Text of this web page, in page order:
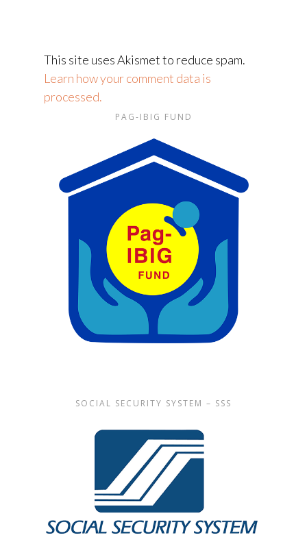
This site uses Akismet to reduce spam.
Learn how your comment data is
processed.
PAG-IBIG FUND
SOCIAL SECURITY SYSTEM – SSS